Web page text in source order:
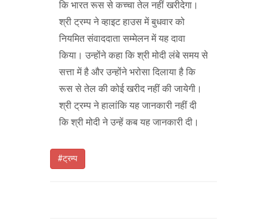
कि भारत रूस से कच्चा तेल नहीं खरीदेगा।
श्री ट्रम्प ने व्हाइट हाउस में बुधवार को
नियमित संवाददाता सम्मेलन में यह दावा
किया। उन्होंने कहा कि श्री मोदी लंबे समय से
सत्ता में है और उन्होंने भरोसा दिलाया है कि
रूस से तेल की कोई खरीद नहीं की जायेगी।
श्री ट्रम्प ने हालांकि यह जानकारी नहीं दी
कि श्री मोदी ने उन्हें कब यह जानकारी दी।
#ट्रम्प